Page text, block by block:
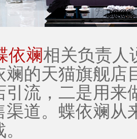
依斓相关负责人
斓的天猫旗舰店
引流，二是用来
渠道。蝶依斓从
。